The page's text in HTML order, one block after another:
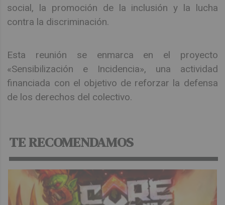
social, la promoción de la inclusión y la lucha
contra la discriminación.
Esta reunión se enmarca en el proyecto
«Sensibilización e Incidencia», una actividad
financiada con el objetivo de reforzar la defensa
de los derechos del colectivo.
TE RECOMENDAMOS